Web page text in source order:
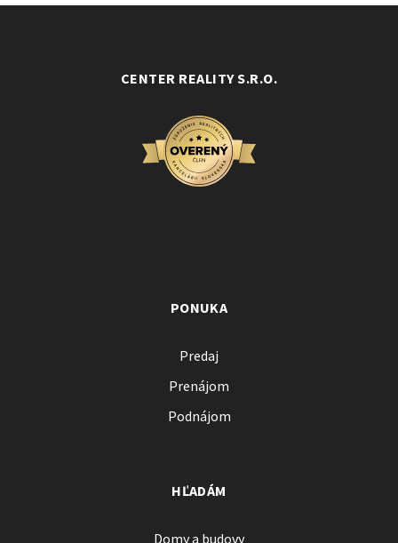
CENTER REALITY S.R.O.
PONUKA
Predaj
Prenájom
Podnájom
HĽADÁM
Domy a budovy